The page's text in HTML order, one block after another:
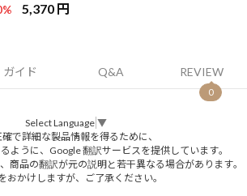
% 5,370 円
ガイド Q&A REVIEW
0
Select Language ▼
で詳細な製品情報を得るために、
ように、Google 翻訳サービスを提供しています。
商品の翻訳が元の説明と若干異なる場合があります。
おかけしますが、ご了承ください。